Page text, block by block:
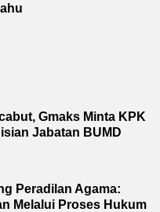
Gmaks Minta KPK
Jabatan BUMD
Peradilan Agama:
Melalui Proses Hukum